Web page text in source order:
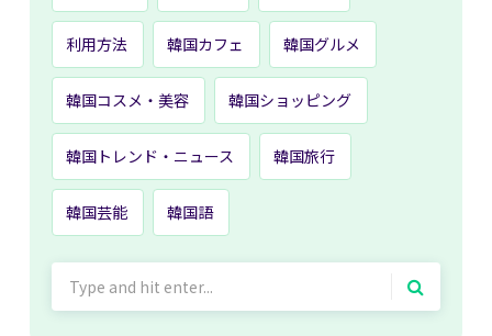
利用方法 韓国カフェ 韓国グルメ
韓国コスメ・美容 韓国ショッピング
韓国トレンド・ニュース 韓国旅行
韓国芸能 韓国語